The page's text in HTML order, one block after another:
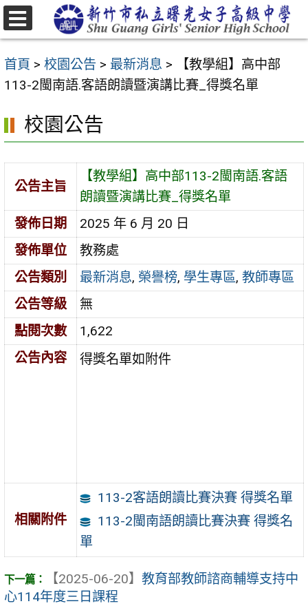
跳
至
要
內
區
首頁 > 校園公告 > 最新消息 >
【教學組】高中部
113-2閩南語.客語朗讀暨演講比賽_得獎名單
校園公告
公告主旨
【教學組】高中部113-2閩南語.客語
朗讀暨演講比賽_得獎名單
發佈日期
2025 年 6 月 20 日
發佈單位
教務處
公告類別
最新消息, 榮譽榜, 學生專區,教師專區
公告等級
無
點閱次數
1,622
公告內容
得獎名單如附件
相關附件
113-2客語朗讀比賽決賽 得獎名單
113-2閩南語朗讀比賽決賽 得獎名
單
【2025-06-20】 教育部教師諮商輔導支持中
心114年度三日課程
選
單